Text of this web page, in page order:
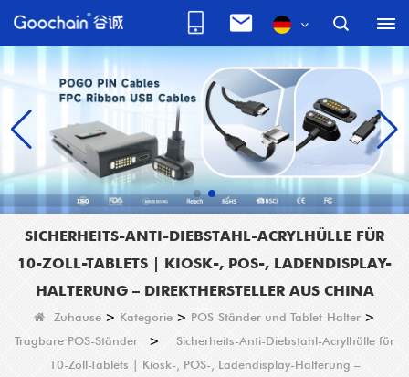
SICHERHEITS-ANTI-DIEBSTAHL-ACRYLHÜLLE FÜR
10-ZOLL-TABLETS | KIOSK-, POS-, LADENDISPLAY-
HALTERUNG – DIREKTHERSTELLER AUS CHINA
Zuhause > Kategorie > POS-Ständer und Tablet-Halter >
Tragbare POS-Ständer >
Sicherheits-Anti-Diebstahl-Acrylhülle für
10-Zoll-Tablets | Kiosk-, POS-, Ladendisplay-Halterung –